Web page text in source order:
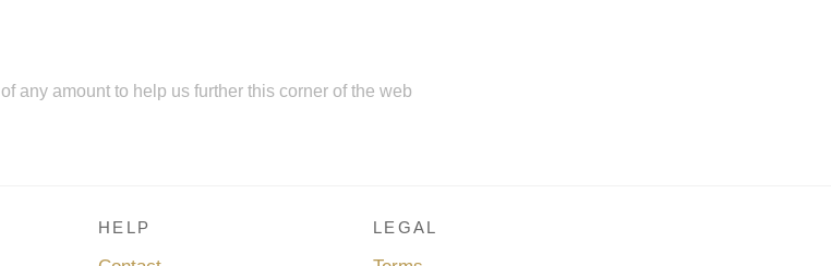
of any amount to help us further this corner of the web
HELP LEGAL